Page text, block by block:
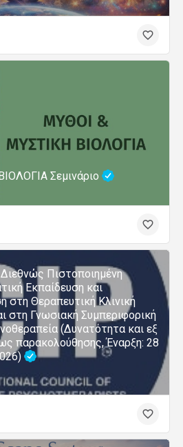
Σεμινάριο
Πιστοποιημένη
Εκπαίδευση και
στη Θεραπευτική Κλινική
στη Γνωσιακή Συμπεριφορική
(Δυνατότητα και εξ
παρακολούθησης, Έναρξη: 28